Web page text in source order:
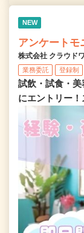
NEW
アンケートモ
株式会社 クラウド
業務委託 登録制
試飲・試食・
にエントリー